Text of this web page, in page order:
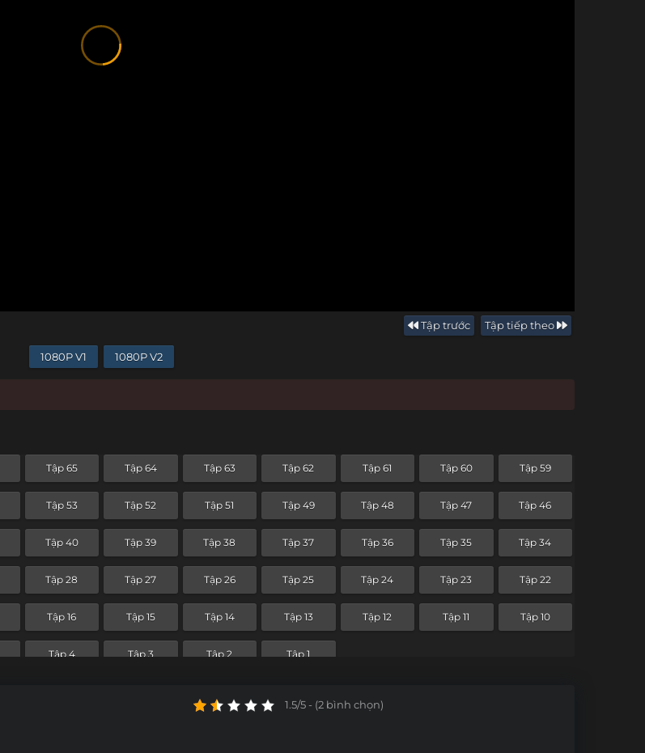
Tập trước Tập tiếp theo
1080P V1 1080P V2
Tập 65 Tập 64 Tập 63 Tập 62 Tập 61 Tập 60 Tập 59
Tập 53 Tập 52 Tập 51 Tập 49 Tập 48 Tập 47 Tập 46
Tập 40 Tập 39 Tập 38 Tập 37 Tập 36 Tập 35 Tập 34
Tập 28 Tập 27 Tập 26 Tập 25 Tập 24 Tập 23 Tập 22
Tập 16 Tập 15 Tập 14 Tập 13 Tập 12 Tập 11 Tập 10
Tập 4 Tập 3 Tập 2 Tập 1
1.5/5 - (2 bình chọn)